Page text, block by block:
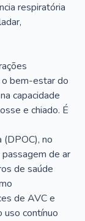
respiratória
o bem-estar do
capacidade
e chiado. É
(DPOC), no
de ar
de saúde
de AVC e
uso contínuo